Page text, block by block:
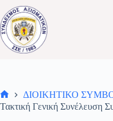
Μετάβαση
στο
περιεχόμενο
Αρχική
ΔΙΟΙΚΗΤΙΚΟ
Τακτική Γενική Συνέλευση